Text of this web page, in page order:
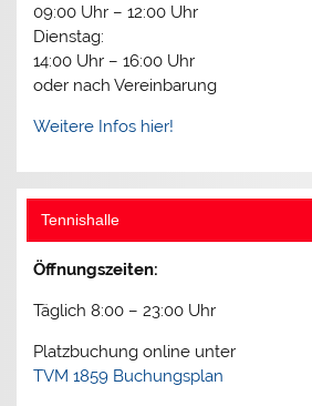
09:00 Uhr – 12:00 Uhr
Dienstag:
14:00 Uhr – 16:00 Uhr
oder nach Vereinbarung
Weitere Infos hier!
Tennishalle
Öffnungszeiten:
Täglich 8:00 – 23:00 Uhr
Platzbuchung online unter
TVM 1859 Buchungsplan